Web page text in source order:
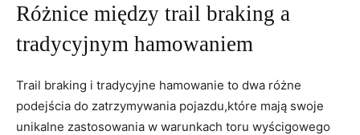
Różnice między trail braking a
tradycyjnym hamowaniem
Trail braking i tradycyjne hamowanie to dwa różne
podejścia do zatrzymywania pojazdu,które mają swoje
unikalne zastosowania w warunkach toru wyścigowego